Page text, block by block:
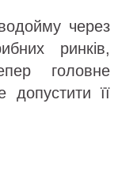
через
ринків,
головне
допустити її